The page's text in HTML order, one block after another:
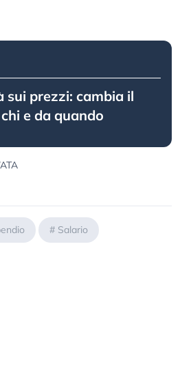
sui prezzi: cambia il
e da quando
# Salario